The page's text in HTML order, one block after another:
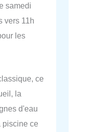
samedi
vers 11h
les
ce
la
d'eau
piscine ce